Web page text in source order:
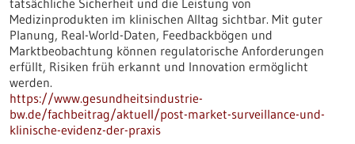
tatsächliche Sicherheit und die Leistung von
Medizinprodukten im klinischen Alltag sichtbar. Mit guter
Planung, Real-World-Daten, Feedbackbögen und
Marktbeobachtung können regulatorische Anforderungen
erfüllt, Risiken früh erkannt und Innovation ermöglicht
werden.
https://www.gesundheitsindustrie-
bw.de/fachbeitrag/aktuell/post-market-surveillance-und-
klinische-evidenz-der-praxis